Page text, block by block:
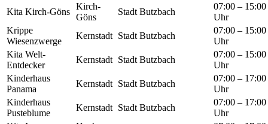
Kita Kirch-Göns
Kirch-
Göns
Stadt Butzbach
07:00 – 15:00
Uhr
Krippe
Wiesenzwerge
Kernstadt Stadt Butzbach
07:00 – 15:00
Uhr
Kita Welt-
Entdecker
Kernstadt Stadt Butzbach
07:00 – 15:00
Uhr
Kinderhaus
Panama
Kernstadt Stadt Butzbach
07:00 – 17:00
Uhr
Kinderhaus
Pusteblume
Kernstadt Stadt Butzbach
07:00 – 17:00
Uhr